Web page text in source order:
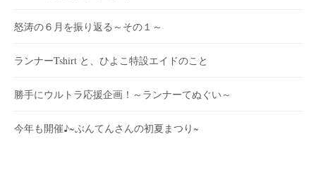
怒涛の６月を振り返る～その１～
ランナーTshirt と、ひよこ特設エイドのこと
勝手にウルトラ応援企画！～ランナーてぬぐい～
今年も開催♪~ぶんてんさんの初夏まつり~